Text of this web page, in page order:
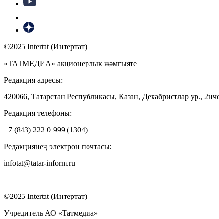
©2025 Intertat (Интертат)
«ТАТМЕДИА» акционерлык җәмгыяте
Редакция адресы:
420066, Татарстан Республикасы, Казан, Декабристлар ур.,
Редакция телефоны:
+7 (843) 222-0-999 (1304)
Редакциянең электрон почтасы:
infotat@tatar-inform.ru
©2025 Intertat (Интертат)
Учредитель АО «Татмедиа»